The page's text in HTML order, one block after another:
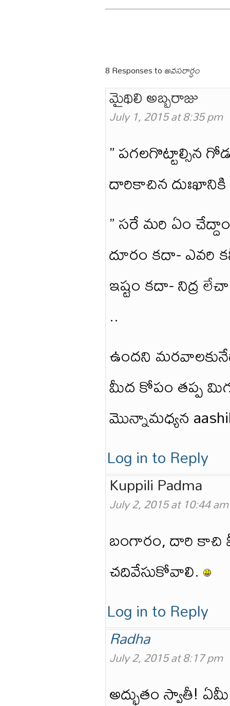
8 Responses toఅవసరార్ధం
మైథిలి అబ్బరాజు
July 1, 2015 at 8:35 pm
” పగలగొట్టాల్సిన
దారికాచిన
” సరే మరి ఏం
దూరం కదా- ఎవరి
ఇష్టం కదా- నిద్ర
..
ఉందని
మీద కోపం తప్ప
మొన్నామధ్యన
Log in to Reply
Kuppili Padma
July 2, 2015 at 10:44 am
బంగారం, దారి కాచి
చదివేసుకోవాలి.
Log in to Reply
Radha
July 2, 2015 at 8:17 pm
అద్భుతం స్వాతీ!